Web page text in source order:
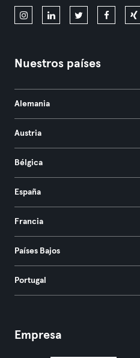
Nuestros países
Alemania
Austria
Bélgica
España
Francia
Países Bajos
Portugal
Empresa